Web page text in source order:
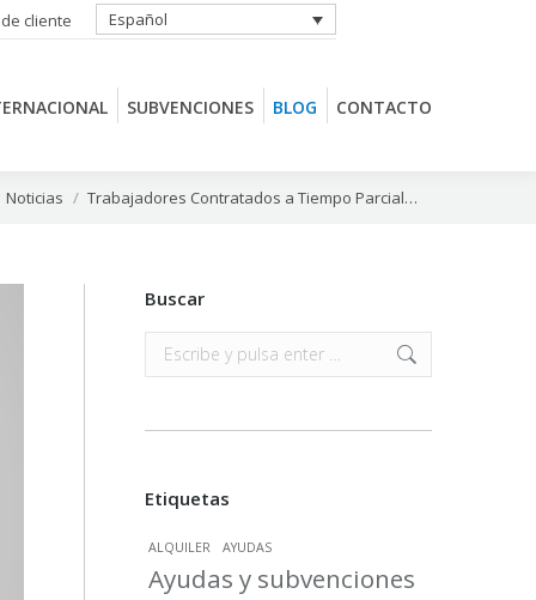
cliente Español
SUBVENCIONES BLOG CONTACTO
Noticias Trabajadores Contratados a Tiempo Parcial…
Buscar
Buscar:
Etiquetas
ALQUILER AYUDAS
Ayudas y subvenciones